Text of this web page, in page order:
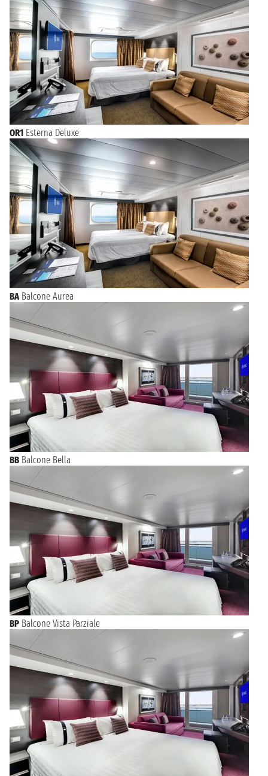
OR1 Esterna Deluxe
BA Balcone Aurea
BB Balcone Bella
BP Balcone Vista Parziale